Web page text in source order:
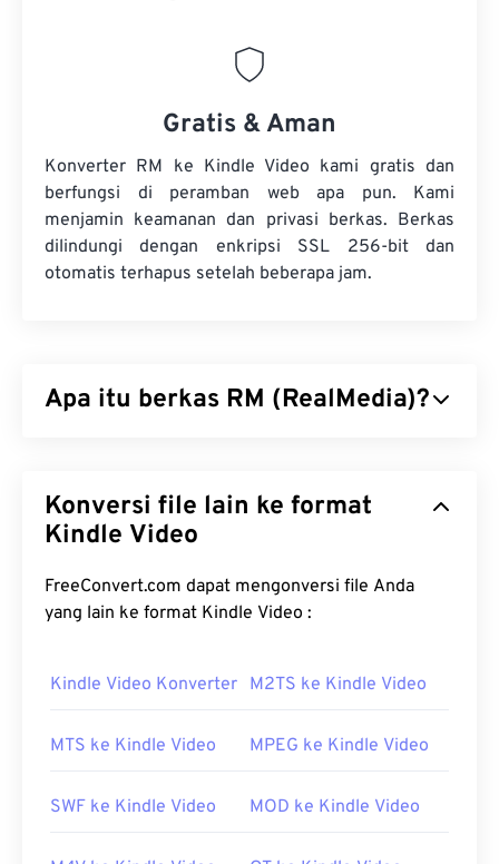
Gratis & Aman
Konverter RM ke Kindle Video kami gratis dan
berfungsi di peramban web apa pun. Kami
menjamin keamanan dan privasi berkas. Berkas
dilindungi dengan enkripsi SSL 256-bit dan
otomatis terhapus setelah beberapa jam.
Apa itu berkas RM (RealMedia)?
RealNetworks. RealNetworks merancang RM untuk
mengalirkan konten melalui internet. RM
audio dengan codec RealAudio.
RM?
secara default diRealPlayer, yang dikembangkan
unduh
di sini .
antara lainVLC Media Player, MPlayer, dan
Konversi file lain ke format
Kindle Video
FreeConvert.com dapat mengonversi file Anda
yang lain ke format Kindle Video :
Kindle Video Konverter M2TS ke Kindle Video
MTS ke Kindle Video MPEG ke Kindle Video
SWF ke Kindle Video MOD ke Kindle Video